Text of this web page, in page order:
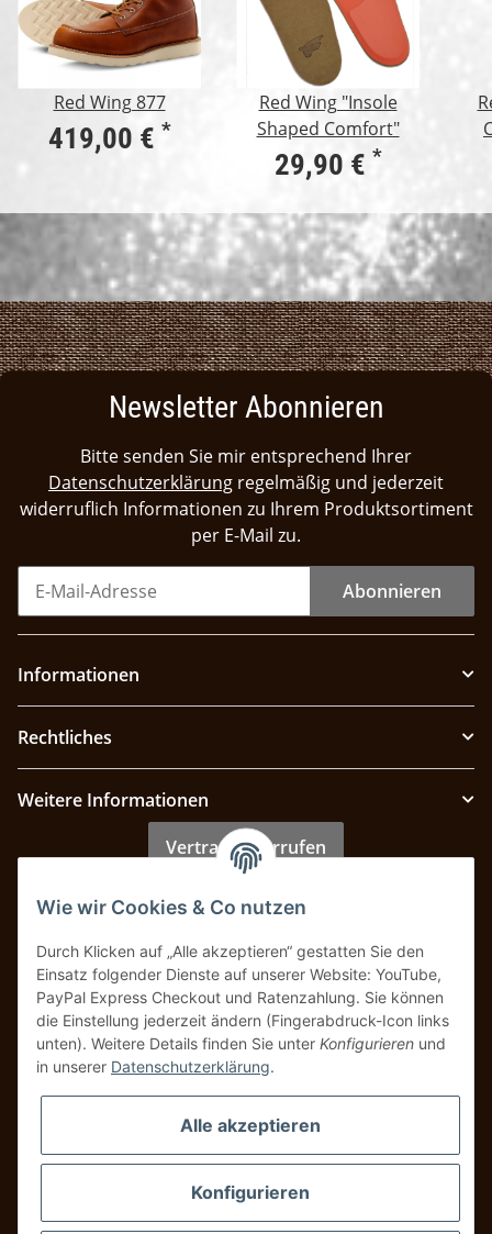
Red Wing 877
419,00 € *
Red Wing "Insole
Shaped Comfort"
29,90 € *
Newsletter Abonnieren
Bitte senden Sie mir entsprechend Ihrer
Datenschutzerklärung regelmäßig und jederzeit
widerruflich Informationen zu Ihrem Produktsortiment
per E-Mail zu.
Abonnieren
Informationen
Rechtliches
Weitere Informationen
Vertrag widerrufen
Zahlung & Versand
Wie wir Cookies & Co nutzen
Durch Klicken auf „Alle akzeptieren“ gestatten Sie den
Einsatz folgender Dienste auf unserer Website: YouTube,
PayPal Express Checkout und Ratenzahlung. Sie können
die Einstellung jederzeit ändern (Fingerabdruck-Icon links
unten). Weitere Details finden Sie unter Konfigurieren und
in unserer Datenschutzerklärung.
Alle akzeptieren
Konfigurieren